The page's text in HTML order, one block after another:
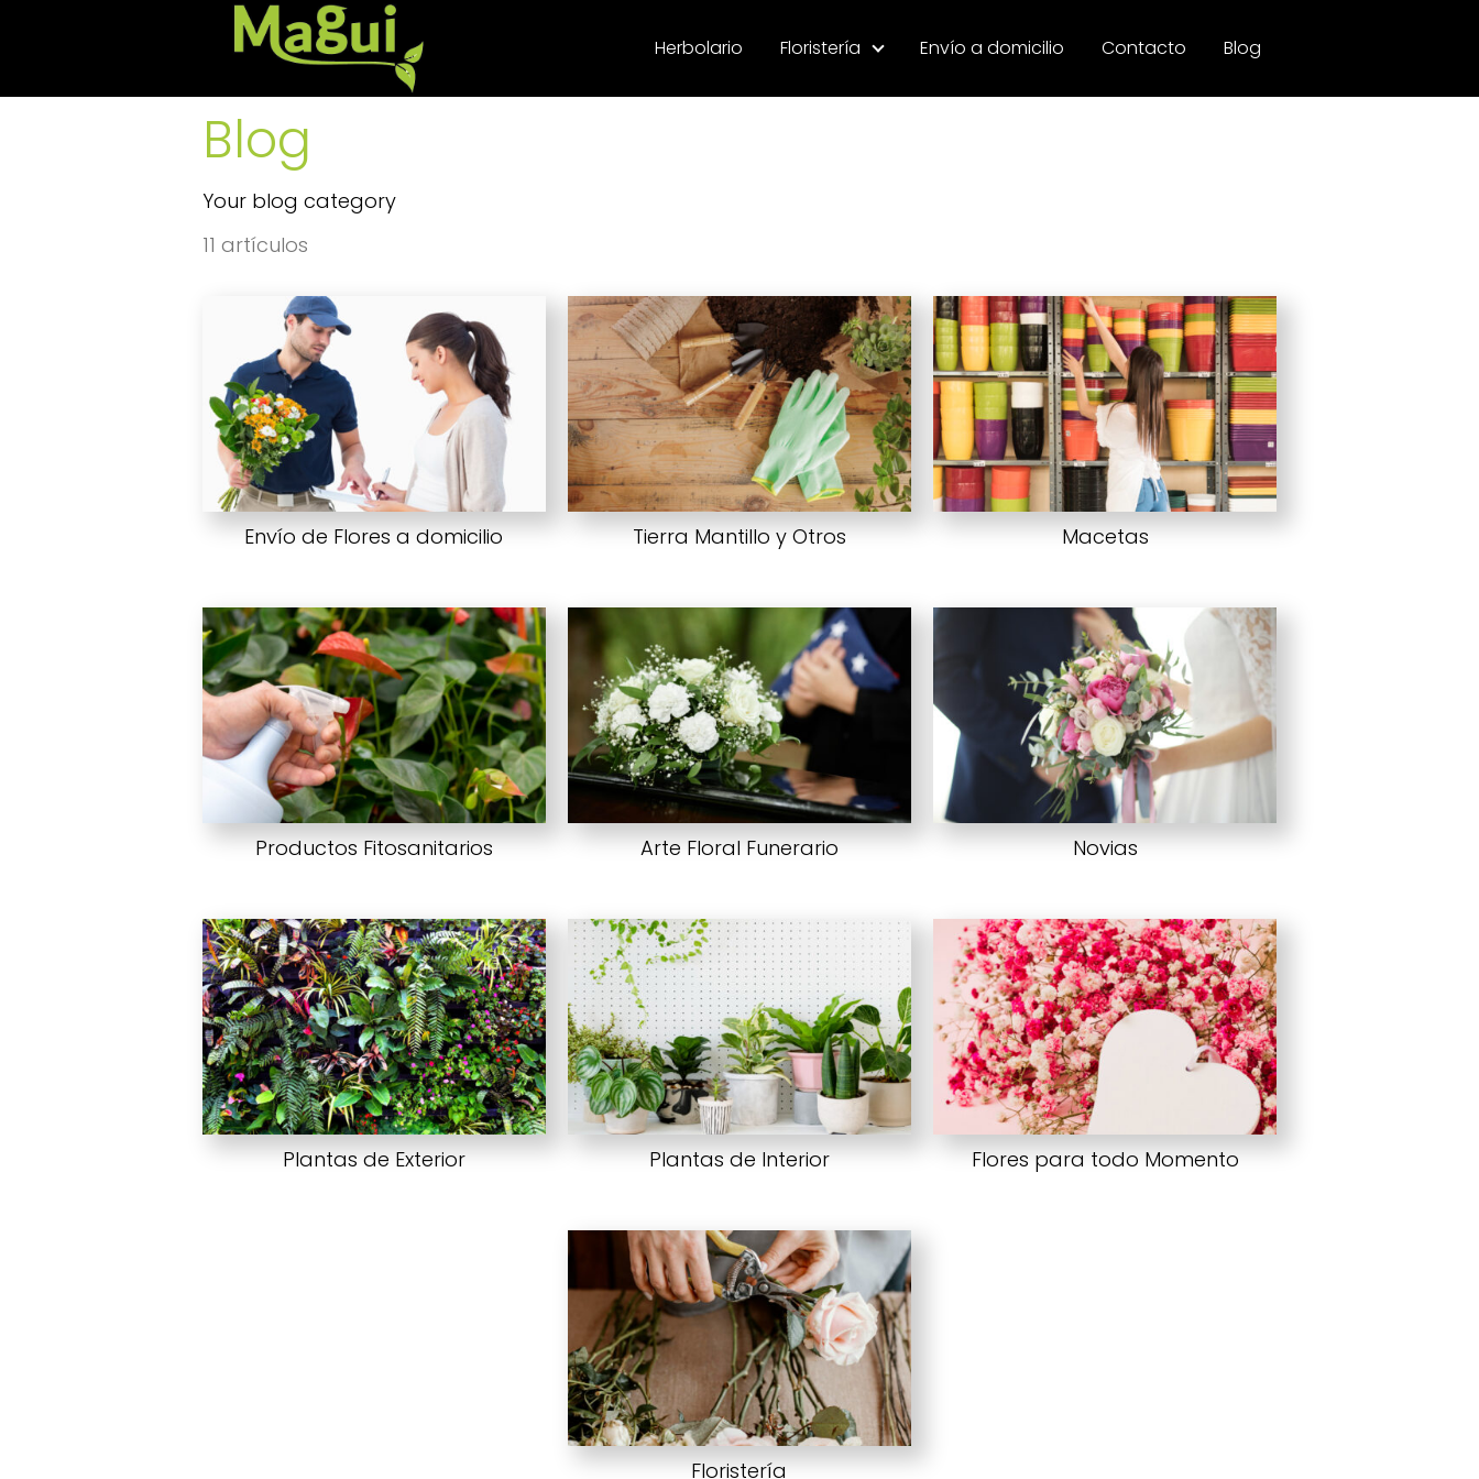
Herbolario Floristería Envío a domicilio Contacto Blog
Blog
Your blog category
11 artículos
Envío de Flores a domicilio Tierra Mantillo y Otros Macetas
Productos Fitosanitarios Arte Floral Funerario Novias
Plantas de Exterior Plantas de Interior Flores para todo Momento
Floristería